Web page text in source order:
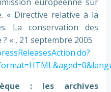
« Directive relative à la
La conservation des
« , 21 septembre 2005
: les archives